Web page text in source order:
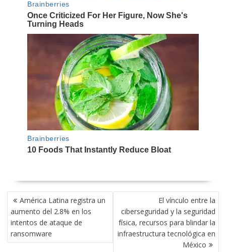
NAVEGACIÓN
DE
ENTRADAS
América Latina registra un
aumento del 2.8% en los
intentos de ataque de
ransomware
El vínculo entre la
ciberseguridad y la seguridad
física, recursos para blindar la
infraestructura tecnológica en
México